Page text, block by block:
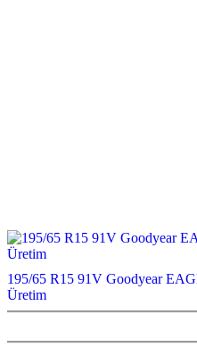
195/65 R15 91V Goodyear
Üretim